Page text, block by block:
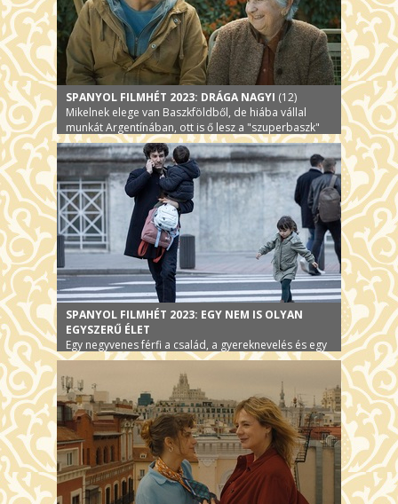
SPANYOL FILMHÉT 2023: DRÁGA NAGYI (12)
Mikelnek elege van Baszkföldből, de hiába vállal
munkát Argentínában, ott is ő lesz a "szuperbaszk"
SPANYOL FILMHÉT 2023: EGY NEM IS OLYAN
EGYSZERŰ ÉLET
Egy negyvenes férfi a család, a gyereknevelés és egy
játszótéri szerelem hálójában